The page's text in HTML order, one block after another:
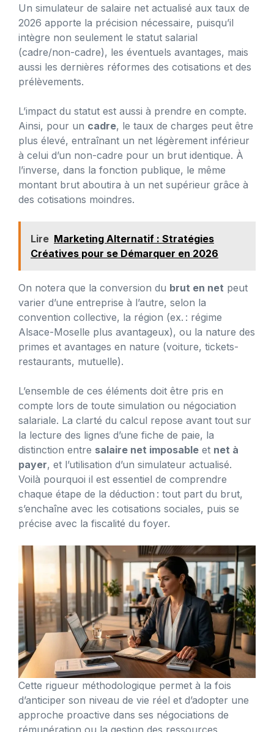
Un simulateur de salaire net actualisé aux taux de
2026 apporte la précision nécessaire, puisqu’il
intègre non seulement le statut salarial
(cadre/non-cadre), les éventuels avantages, mais
aussi les dernières réformes des cotisations et des
prélèvements.
L’impact du statut est aussi à prendre en compte.
Ainsi, pour un cadre, le taux de charges peut être
plus élevé, entraînant un net légèrement inférieur
à celui d’un non-cadre pour un brut identique. À
l’inverse, dans la fonction publique, le même
montant brut aboutira à un net supérieur grâce à
des cotisations moindres.
Lire Marketing Alternatif : Stratégies
Créatives pour se Démarquer en 2026
On notera que la conversion du brut en net peut
varier d’une entreprise à l’autre, selon la
convention collective, la région (ex. : régime
Alsace-Moselle plus avantageux), ou la nature des
primes et avantages en nature (voiture, tickets-
restaurants, mutuelle).
L’ensemble de ces éléments doit être pris en
compte lors de toute simulation ou négociation
salariale. La clarté du calcul repose avant tout sur
la lecture des lignes d’une fiche de paie, la
distinction entre salaire net imposable et net à
payer, et l’utilisation d’un simulateur actualisé.
Voilà pourquoi il est essentiel de comprendre
chaque étape de la déduction : tout part du brut,
s’enchaîne avec les cotisations sociales, puis se
précise avec la fiscalité du foyer.
Cette rigueur méthodologique permet à la fois
d’anticiper son niveau de vie réel et d’adopter une
approche proactive dans ses négociations de